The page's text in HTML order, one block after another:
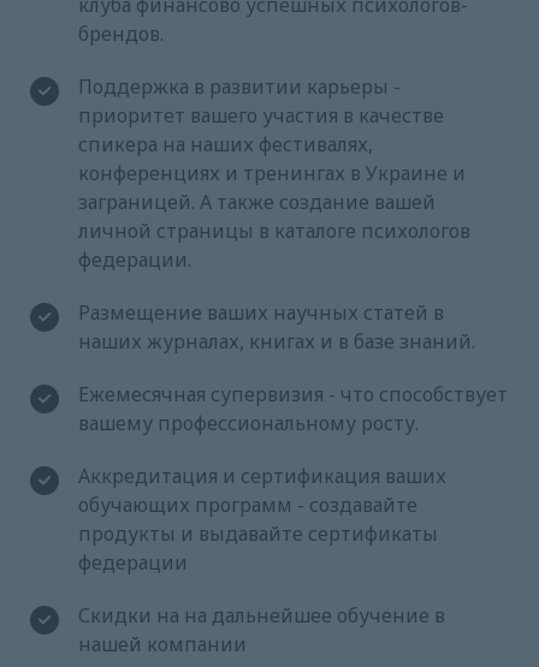
брендов.
Поддержка в развитии карьеры -
приоритет вашего участия в качестве
спикера на наших фестивалях,
конференциях и тренингах в Украине и
заграницей. А также создание вашей
личной страницы в каталоге психологов
федерации.
Размещение ваших научных статей в
наших журналах, книгах и в базе знаний.
Ежемесячная супервизия - что способствует
вашему профессиональному росту.
Аккредитация и сертификация ваших
обучающих программ - создавайте
продукты и выдавайте сертификаты
федерации
Скидки на на дальнейшее обучение в
нашей компании